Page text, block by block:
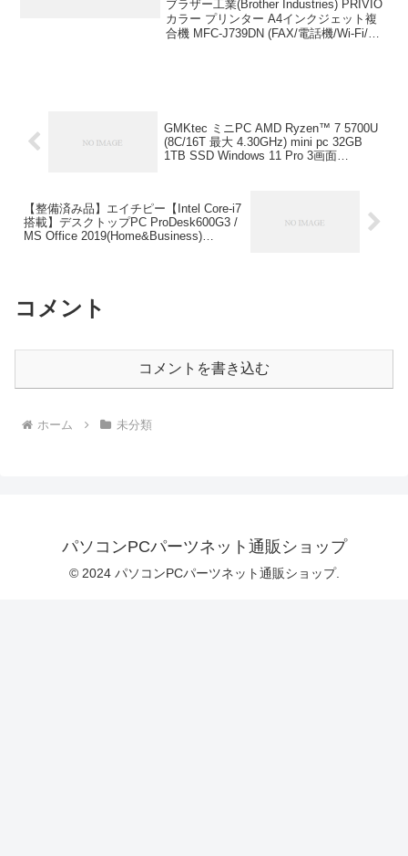
スマホ・タブレット接続) ブラザ
ー工業(Brother Industries)
ブラザー工業(Brother Industries) PRIVIO
カラー プリンター A4インクジェット複
合機 MFC-J739DN (FAX/電話機/Wi-Fi/ス
GMKtec ミニPC AMD Ryzen™ 7 5700U
(8C/16T 最大 4.30GHz) mini pc 32GB
1TB SSD Windows 11 Pro 3画面
【整備済み品】エイチピー【Intel Core-i7
搭載】デスクトップPC ProDesk600G3 /
MS Office 2019(Home&Business)
karamel ￥39,800
コメント
コメントを書き込む
ホーム 未分類
パソコンPCパーツネット通販ショップ
© 2024 パソコンPCパーツネット通販ショップ.